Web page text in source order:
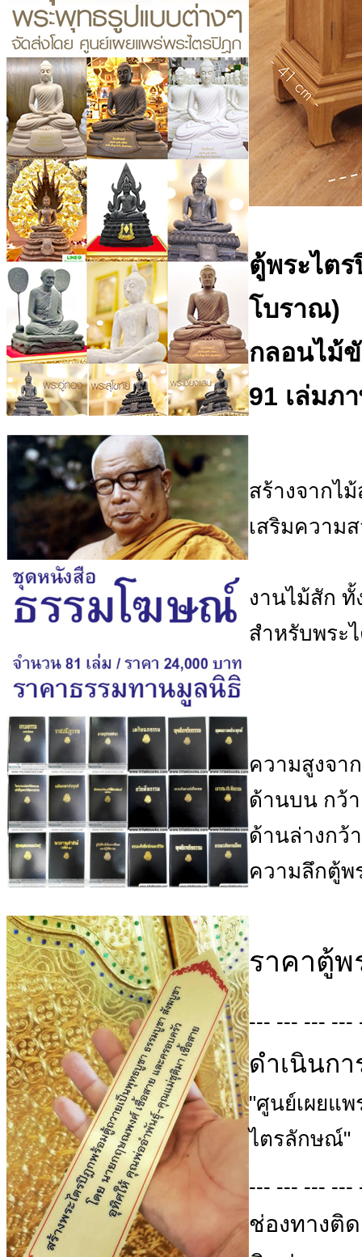
ตู้พระไต
โบราณ)
กลอนไม้
91 เล่มภ
สร้างจากไ
เสริมความ
งานไม้สัก
สำหรับพระ
ความสูงจา
ด้านบน กว้า
ด้านล่างกว้
ความลึกตู้พ
ราคาตู้พ
--- --- --- ---
ดำเนินก
"ศูนย์เผยแ
ไตรลักษณ์"
--- --- --- ---
ช่องทางติ